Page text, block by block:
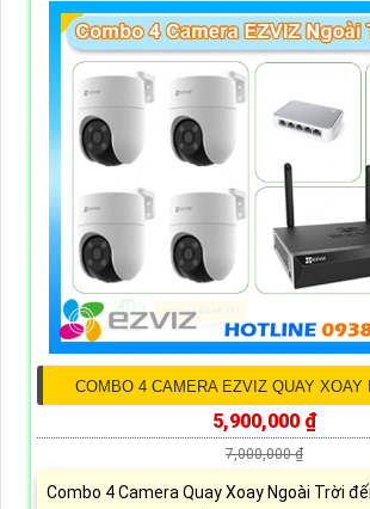
COMBO 4 CAMERA EZVIZ QUAY XOAY
5,900,000 ₫
7,000,000 ₫
Combo 4 Camera Quay Xoay Ngoài Trời